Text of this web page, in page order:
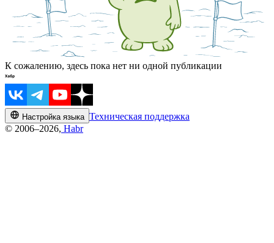
К сожалению, здесь пока нет ни одной публикации
Настройка языка Техническая поддержка
© 2006–2026, Habr